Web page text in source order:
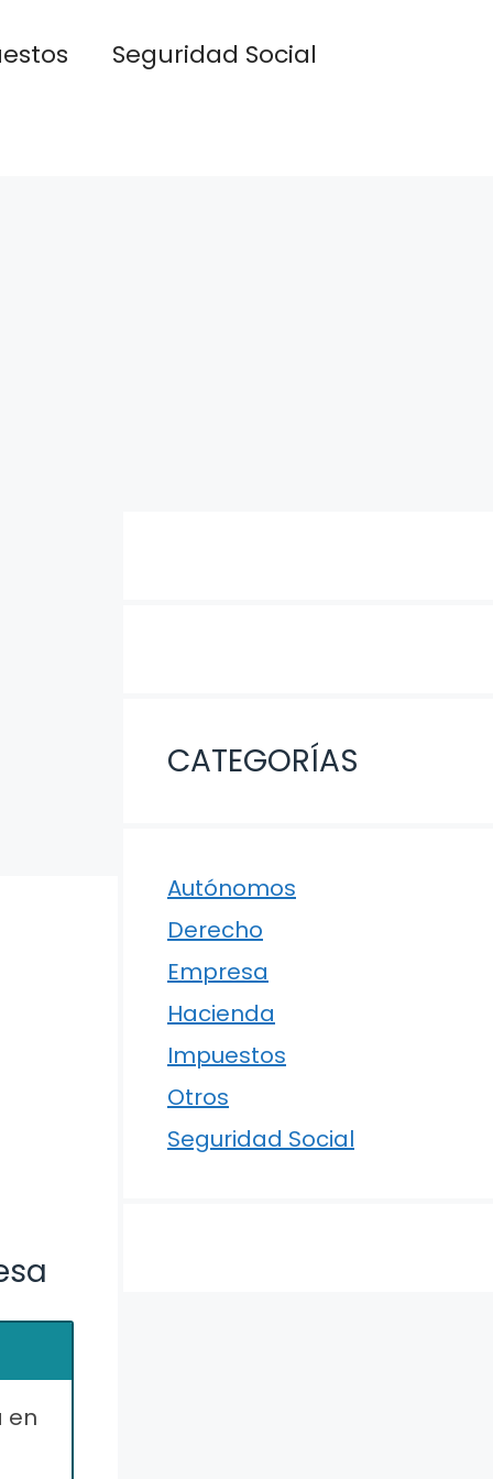
Seguridad Social
en
CATEGORÍAS
Autónomos
Derecho
Empresa
Hacienda
Impuestos
Otros
Seguridad Social